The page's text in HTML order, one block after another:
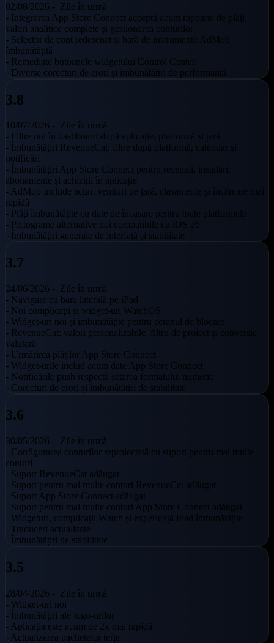
02/08/2026 - Zile în urmă
- Integrarea App Store Connect acceptă acum rapoarte de plăți,
valori analitice complete și gestionarea conturilor
- Selector de cont redesenat și bară de instrumente AdMob
îmbunătățită
- Remediate butoanele widgetului Control Center
- Diverse corecturi de erori și îmbunătățiri de performanță
3.8
10/07/2026 - Zile în urmă
- Filtre noi în dashboard după aplicație, platformă și țară
- Îmbunătățiri RevenueCat: filtre după platformă, calendar și
notificări
- Îmbunătățiri App Store Connect pentru recenzii, instalări,
abonamente și achiziții în aplicație
- AdMob include acum venituri pe țară, clasamente și încărcare mai
rapidă
- Plăți îmbunătățite cu date de încasare pentru toate platformele
- Pictograme alternative noi compatibile cu iOS 26
- Îmbunătățiri generale de interfață și stabilitate
3.7
24/06/2026 - Zile în urmă
- Navigare cu bara laterală pe iPad
- Noi complicații și widget-uri WatchOS
- Widget-uri noi și îmbunătățite pentru ecranul de blocare
- RevenueCat: valori personalizabile, filtru de proiect și conversie
valutară
- Urmărirea plăților App Store Connect
- Widget-urile includ acum date App Store Connect
- Notificările push respectă setarea formatului numeric
- Corecturi de erori și îmbunătățiri de stabilitate
3.6
30/05/2026 - Zile în urmă
- Configurarea conturilor reproiectată cu suport pentru mai multe
conturi
- Suport RevenueCat adăugat
- Suport pentru mai multe conturi RevenueCat adăugat
- Suport App Store Connect adăugat
- Suport pentru mai multe conturi App Store Connect adăugat
- Widgeturi, complicații Watch și experiență iPad îmbunătățite
- Traduceri actualizate
- Îmbunătățiri de stabilitate
3.5
28/04/2026 - Zile în urmă
- Widget-uri noi
- Îmbunătățiri ale logo-urilor
- Aplicația este acum de 2x mai rapidă
- Actualizarea pachetelor terțe